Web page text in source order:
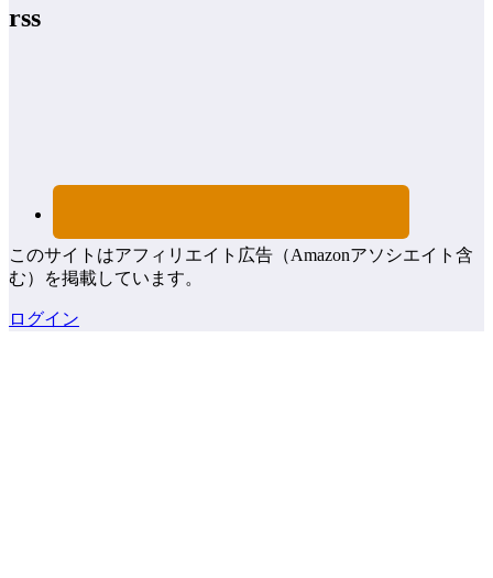
rss
このサイトはアフィリエイト広告（Amazonアソシエイト含
む）を掲載しています。
ログイン